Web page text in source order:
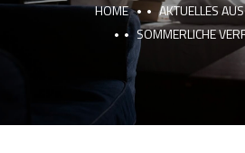
HOME
AKTUELLES
SOMMERLICHE